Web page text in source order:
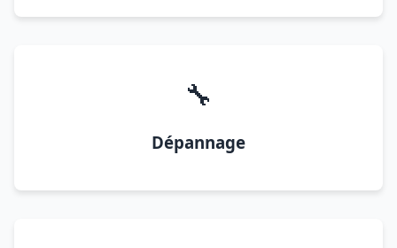
🔧
Dépannage